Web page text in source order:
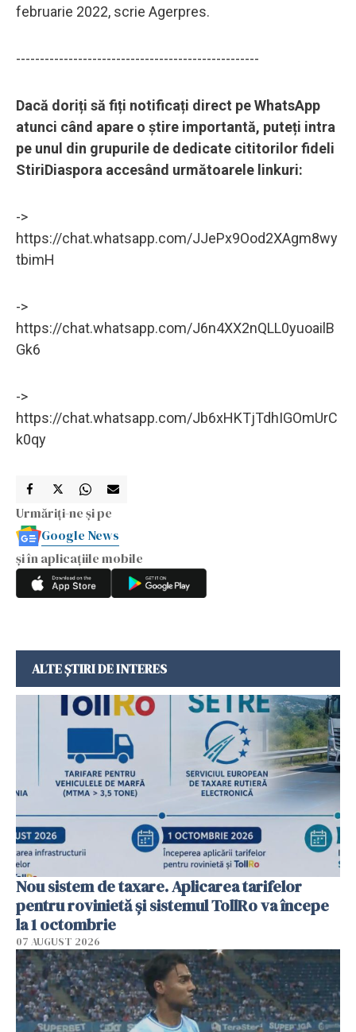
februarie 2022, scrie Agerpres.
---------------------------------------------------
Dacă doriți să fiți notificați direct pe WhatsApp
atunci când apare o știre importantă, puteți intra
pe unul din grupurile de dedicate cititorilor fideli
StiriDiaspora accesând următoarele linkuri:
->
https://chat.whatsapp.com/JJePx9Ood2XAgm8wy
tbimH
->
https://chat.whatsapp.com/J6n4XX2nQLL0yuoailB
Gk6
->
https://chat.whatsapp.com/Jb6xHKTjTdhIGOmUrC
k0qy
Urmăriți-ne și pe
Google News
și în aplicațiile mobile
ALTE ȘTIRI DE INTERES
Nou sistem de taxare. Aplicarea tarifelor
pentru rovinietă şi sistemul TollRo va începe
la 1 octombrie
07 AUGUST 2026